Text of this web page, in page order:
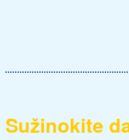
Sužinokite